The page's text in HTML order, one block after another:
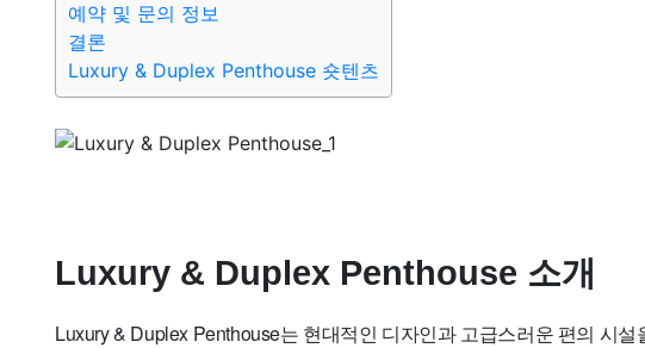
예약 및 문의 정보
결론
Luxury & Duplex Penthouse 숏텐츠
Luxury & Duplex Penthouse 소개
Luxury & Duplex Penthouse는 현대적인 디자인과 고급스러운 편의 시